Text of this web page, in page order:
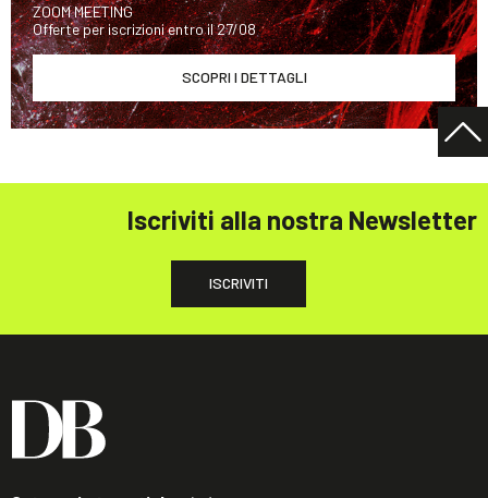
ZOOM MEETING
Offerte per iscrizioni entro il 27/08
SCOPRI I DETTAGLI
Iscriviti alla nostra Newsletter
ISCRIVITI